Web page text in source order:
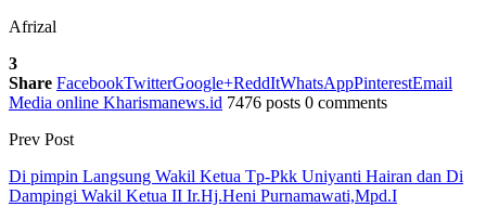
Afrizal
3
Share FacebookTwitterGoogle+ReddItWhatsAppPinterestEmail
Media online Kharismanews.id 7476 posts 0 comments
Prev Post
Di pimpin Langsung Wakil Ketua Tp-Pkk Uniyanti Hairan dan Di
Dampingi Wakil Ketua II Ir.Hj.Heni Purnamawati,Mpd.I